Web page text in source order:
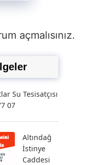
açmalısınız.
Su Tesisatçısı
07
Altındağ
İstinye
Caddesi